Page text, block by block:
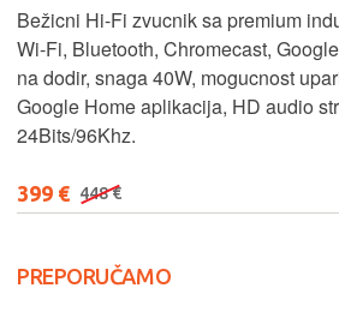
Bežicni Hi-Fi zvucnik sa premium
Wi-Fi, Bluetooth, Chromecast,
na dodir, snaga 40W, mogucnost
Google Home aplikacija, HD audio
24Bits/96Khz.
399 € 448 €
PREPORUČAMO